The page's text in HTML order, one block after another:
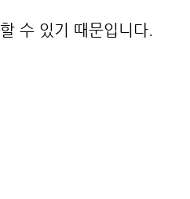
할 수 있기 때문입니다.